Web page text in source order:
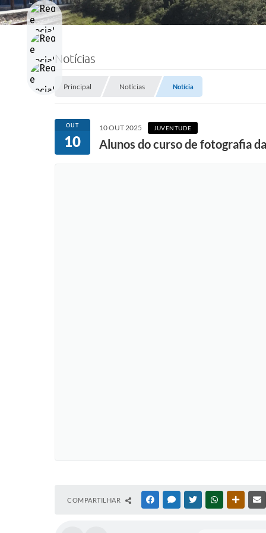
Notícias
Principal Notícias Notícia
OUT
10
10 OUT 2025 JUVENTUDE
Alunos do curso de fotografia
COMPARTILHAR FACEBOOKMESSENGER
TWITTERWHATSAPP